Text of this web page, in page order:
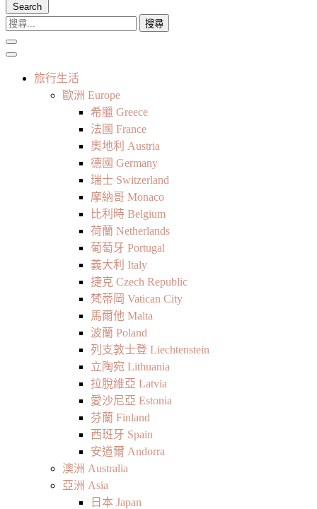
Search
搜
尋
關
旅行生活
歐洲 Europe
希臘 Greece
法國 France
奧地利 Austria
德國 Germany
瑞士 Switzerland
摩納哥 Monaco
比利時 Belgium
荷蘭 Netherlands
葡萄牙 Portugal
義大利 Italy
捷克 Czech Republic
梵蒂岡 Vatican City
馬爾他 Malta
波蘭 Poland
列支敦士登 Liechtenstein
立陶宛 Lithuania
拉脫維亞 Latvia
愛沙尼亞 Estonia
芬蘭 Finland
西班牙 Spain
安道爾 Andorra
澳洲 Australia
亞洲 Asia
日本 Japan